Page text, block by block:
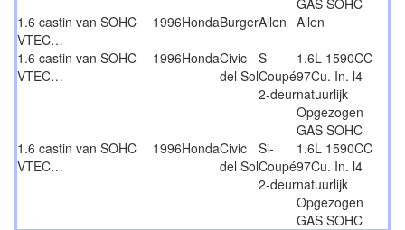
1.6 castin van SOHC
VTEC…
1996HondaBurgerAllen Allen
1.6 castin van SOHC
VTEC…
1996HondaCivic
del Sol
S
Coupé
2-deur
1.6L 1590CC
97Cu. In. l4
natuurlijk
Opgezogen
GAS SOHC
1.6 castin van SOHC
VTEC…
1996HondaCivic
del Sol
Si-
Coupé
2-deur
1.6L 1590CC
97Cu. In. l4
natuurlijk
Opgezogen
GAS SOHC